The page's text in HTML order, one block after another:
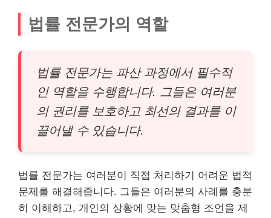
법률 전문가의 역할
법률 전문가는 파산 과정에서 필수적
인 역할을 수행합니다. 그들은 여러분
의 권리를 보호하고 최선의 결과를 이
끌어낼 수 있습니다.
법률 전문가는 여러분이 직접 처리하기 어려운 법적
문제를 해결해줍니다. 그들은 여러분의 사례를 충분
히 이해하고, 개인의 상황에 맞는 맞춤형 조언을 제